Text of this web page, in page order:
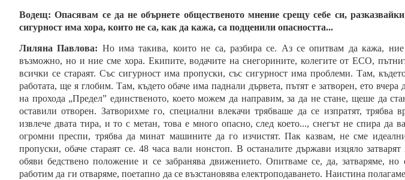
Водещ:Опасявам се да не обърнете общественото мнение срещу себе си,
сигурност има хора, които не са, как да кажа, са подценили опасността...
Лиляна Павлова: Но има такива, които не са, разбира се. Аз се опитвам да кажа,
възможно, но и ние сме хора. Екипите, водачите на снегорините, колегите от ЕСО,
всички се стараят. Със сигурност има пропуски, със сигурност има проблеми. Там,
работата, ще я глобим. Там, където обаче има паднали дървета, пътят е затворен, ето вчера
на прохода „Предел” единственото, което можем да направим, за да не стане, щеше да
оставили отворен. Затворихме го, специални влекачи трябваше да се изпратят, трябва
извлече двата тира, и то с метан, това е много опасно, след което..., снегът не спира да
огромни преспи, трябва да минат машините да го изчистят. Пак казвам, не сме
пропуски, обаче стараят се. 48 часа вали нонстоп. В останалите държави изцяло
обяви бедствено положение и се забранява движението. Опитваме се, да, затваряме,
работим да ги отваряме, поетапно да се възстановява електроподаването. Наистина